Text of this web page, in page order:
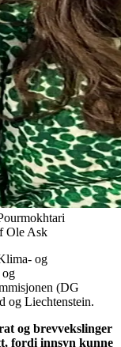
Ole Ask
og
og
(DG
og Liechtenstein.
og brevvekslinger
fordi innsyn kunne